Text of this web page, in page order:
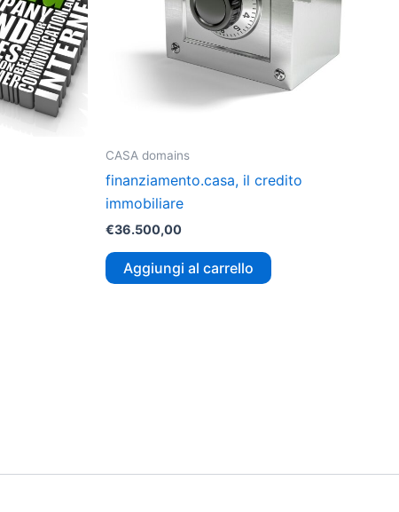
CASA domains
finanziamento.casa, il credito
immobiliare
€36.500,00
Aggiungi al carrello